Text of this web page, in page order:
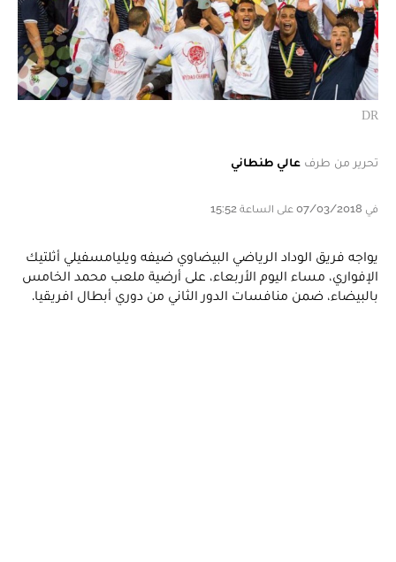
DR
تحرير من طرف عالي طنطاني
في 07/03/2018 على الساعة 15:52
يواجه فريق الوداد الرياضي البيضاوي ضيفه ويليامسفيلي أثلتيك
الإفواري، مساء اليوم الأربعاء، على أرضية ملعب محمد الخامس
بالبيضاء، ضمن منافسات الدور الثاني من دوري أبطال افريقيا.